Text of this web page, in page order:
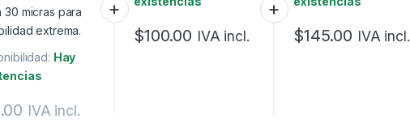
Hay
IVA incl.
$100.00 IVA incl. $145.00 IVA incl.